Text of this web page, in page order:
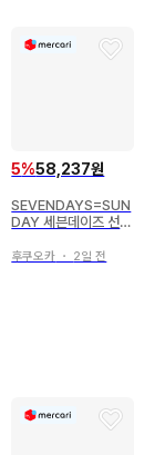
5%58,237원
SEVENDAYS=SUN
DAY 세븐데이즈 선데
M
후쿠오카 ・ 2일 전